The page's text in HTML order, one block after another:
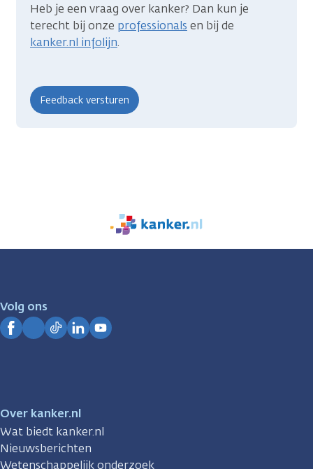
Heb je een vraag over kanker? Dan kun je
terecht bij onze professionals en bij de
kanker.nl infolijn.
We
zijn
Volg ons
Over kanker.nl
Wat biedt kanker.nl
Nieuwsberichten
Wetenschappelijk onderzoek